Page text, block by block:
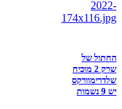
החתול של
שרק 2 מוכיח
שלדרימוורקס
יש 9 נשמות